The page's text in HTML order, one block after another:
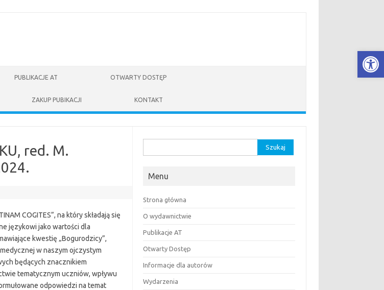
PUBLIKACJE AT OTWARTY DOSTĘP
ZAKUP PUBIKACJI KONTAKT
red. M.
COGITES”, na który składają się
językowi jako wartości dla
kwestię „Bogurodzicy”,
w naszym ojczystym
będących znacznikiem
tematycznym uczniów, wpływu
odpowiedzi na temat
Menu
Strona główna
O wydawnictwie
Publikacje AT
Otwarty Dostęp
Informacje dla autorów
Wydarzenia